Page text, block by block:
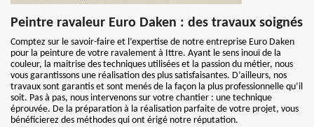
Peintre ravaleur Euro Daken : des travaux soignés
Comptez sur le savoir-faire et l’expertise de notre entreprise Euro Daken
pour la peinture de votre ravalement à Ittre. Ayant le sens inouï de la
couleur, la maitrise des techniques utilisées et la passion du métier, nous
vous garantissons une réalisation des plus satisfaisantes. D’ailleurs, nos
travaux sont garantis et sont menés de la façon la plus professionnelle qu’il
soit. Pas à pas, nous intervenons sur votre chantier : une technique
éprouvée. De la préparation à la réalisation parfaite de votre projet, vous
bénéficierez des méthodes qui ont érigé notre réputation.